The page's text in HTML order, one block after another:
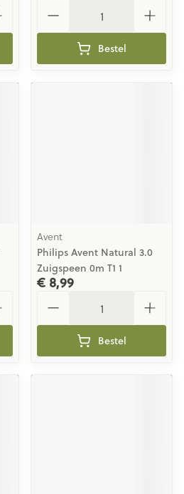
Bestel
Avent
Philips Avent Natural 3.0
Zuigspeen 0m T1 1
€ 8,99
Bestel